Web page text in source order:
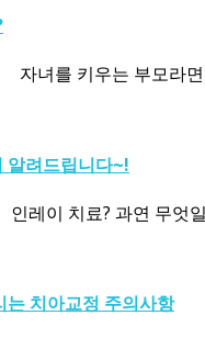
녀를 키우는 부모라
알려드립니다~!
레이 치료? 과연 무엇
치아교정 주의사항